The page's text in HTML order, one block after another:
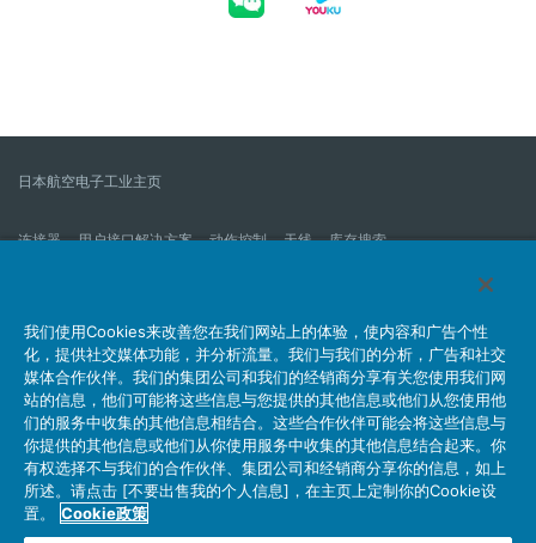
日本航空电子工业主页
连接器 用户接口解决方案 动作控制 天线 库存搜索
我们的公司 企业社会责任 IR消息 公司新到信息列表
产品信息新的列表
网站地图
联系我们
个人信息保护方针 JAE Cookie政策
关于利用本网站
社交媒体官方账号运营方针
我们使用Cookies来改善您在我们网站上的体验，使内容和广告个性
化，提供社交媒体功能，并分析流量。我们与我们的分析，广告和社交
媒体合作伙伴。我们的集团公司和我们的经销商分享有关您使用我们网
站的信息，他们可能将这些信息与您提供的其他信息或他们从您使用他
们的服务中收集的其他信息相结合。这些合作伙伴可能会将这些信息与
你提供的其他信息或他们从你使用服务中收集的其他信息结合起来。你
有权选择不与我们的合作伙伴、集团公司和经销商分享你的信息，如上
所述。请点击 [不要出售我的个人信息]，在主页上定制你的Cookie设
置。
Cookie政策